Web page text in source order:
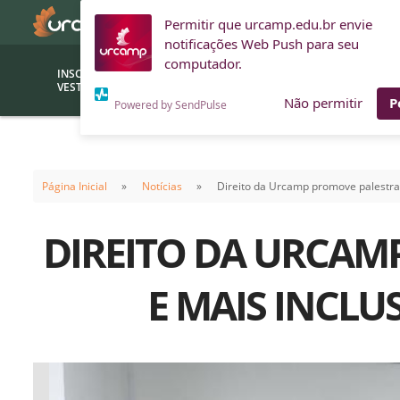
Permitir que urcamp.edu.br envie
notificações Web Push para seu
computador.
Powered by SendPulse Não permitir
INSCRIÇÕES
VESTIBULAR
BOLSAS E
(funcionários/professores)
PROUNI
Descontos
Fiscal
INTEC
Página Inicial Notícias Direito da Urcamp promove
DIREITO DA
E MAIS